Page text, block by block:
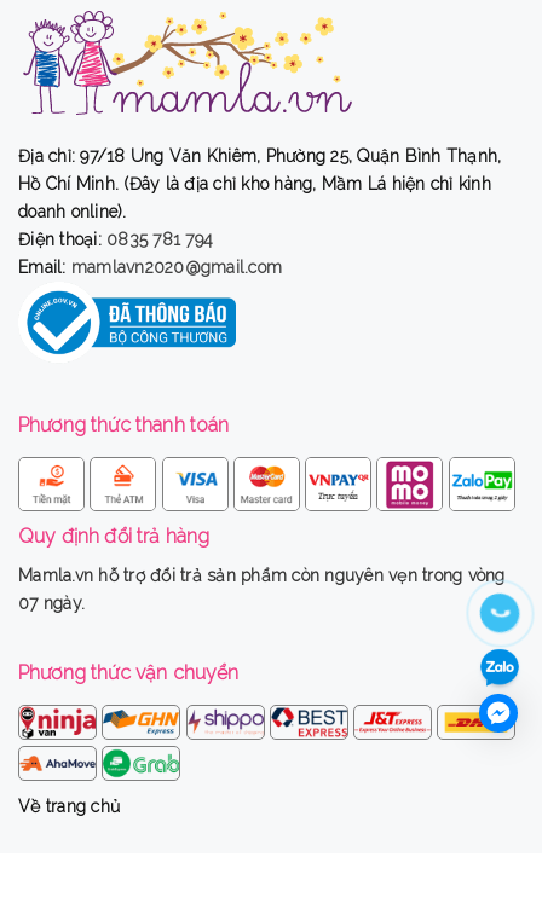
Địa chỉ: 97/18 Ung Văn Khiêm, Phường 25, Quận Bình Thạnh,
Hồ Chí Minh. (Đây là địa chỉ kho hàng, Mầm Lá hiện chỉ kinh
doanh online).
Điện thoại: 0835 781 794
Email: mamlavn2020@gmail.com
Phương thức thanh toán
Quy định đổi trả hàng
Mamla.vn hỗ trợ đổi trả sản phẩm còn nguyên vẹn trong vòng
07 ngày.
Phương thức vận chuyển
Về trang chủ